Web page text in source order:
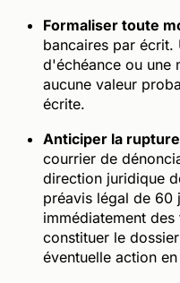
Formaliser toute
bancaires par
d'échéance ou une
aucune valeur
écrite.
Anticiper la rupture
courrier de
direction juridique
préavis légal de 60
immédiatement
constituer le
éventuelle action